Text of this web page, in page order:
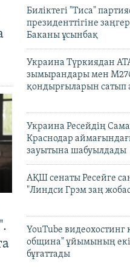
Биліктегі "Тиса"
президенттігіне
Баканы ұсынбақ
Украина Түркиядан
зымырандары мен
қондырғыларын сатып
Украина Ресейдің
Краснодар
зауытына шабуылдады
АҚШ сенаты Ресейге
"Линдси Грэм заң
YouTube видеохостинг
община" ұйымының
бұғаттады